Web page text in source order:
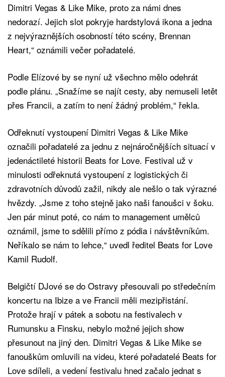
Dimitri Vegas & Like Mike, proto za námi dnes
nedorazí. Jejich slot pokryje hardstylová ikona a jedna
z nejvýraznějších osobností této scény, Brennan
Heart,“ oznámili večer pořadatelé.
Podle Elízové by se nyní už všechno mělo odehrát
podle plánu. „Snažíme se najít cesty, aby nemuseli letět
přes Francii, a zatím to není žádný problém,“ řekla.
Odřeknutí vystoupení Dimitri Vegas & Like Mike
označili pořadatelé za jednu z nejnáročnějších situací v
jedenáctileté historii Beats for Love. Festival už v
minulosti odřeknutá vystoupení z logistických či
zdravotních důvodů zažil, nikdy ale nešlo o tak výrazné
hvězdy. „Jsme z toho stejně jako naši fanoušci v šoku.
Jen pár minut poté, co nám to management umělců
oznámil, jsme to sdělili přímo z pódia i návštěvníkům.
Neříkalo se nám to lehce,“ uvedl ředitel Beats for Love
Kamil Rudolf.
Belgičtí DJové se do Ostravy přesouvali po středečním
koncertu na Ibize a ve Francii měli mezipřistání.
Protože hrají v pátek a sobotu na festivalech v
Rumunsku a Finsku, nebylo možné jejich show
přesunout na jiný den. Dimitri Vegas & Like Mike se
fanouškům omluvili na videu, které pořadatelé Beats for
Love sdíleli, a vedení festivalu hned začalo jednat s